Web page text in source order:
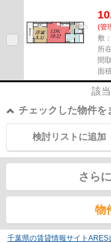
(管
敷
所
間
面
該
チェックした物件を
検討リストに追加
さら
物
千葉県の賃貸情報サイトARES